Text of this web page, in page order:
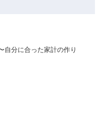
分に合った家計の作り